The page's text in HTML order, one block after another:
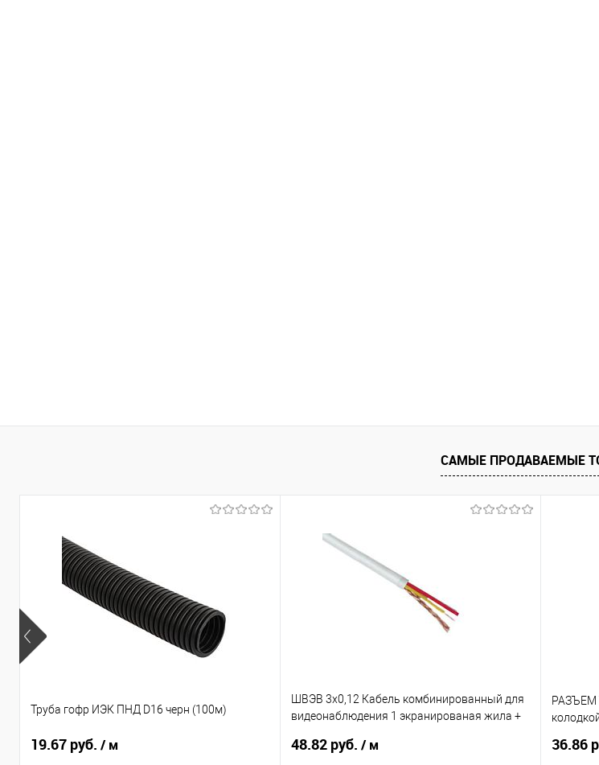
САМЫЕ ПРОДАВАЕМЫЕ
Труба гофр ИЭК ПНД D16 черн (100м)
19.67 руб. / м
ШВЭВ 3х0,12 Кабель комбинированный для
видеонаблюдения 1 экранированая жила +
48.82 руб. / м
РАЗЪЕМ
36.86